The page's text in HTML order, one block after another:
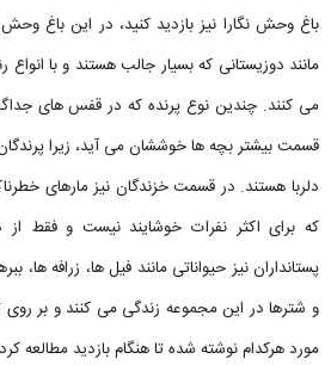
باغ وحش نگارا نیز بازدید کنید، در این باغ وحش
مانند دوزیستانی که بسیار جالب هستند و با
می کنند. چندین نوع پرنده که در قفس های
قسمت بیشتر بچه ها خوششان می آید، زیرا پرندگان
دلربا هستند. در قسمت خزندگان نیز مارهای
که برای اکثر نفرات خوشایند نیست و فقط از
پستانداران نیز حیواناتی مانند فیل ها، زرافه ها،
و شترها در این مجموعه زندگی می کنند و بر روی
مورد هرکدام نوشته شده تا هنگام بازدید مطالعه